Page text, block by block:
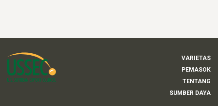
VARIETAS
PEMASOK
TENTANG
SUMBER DAYA